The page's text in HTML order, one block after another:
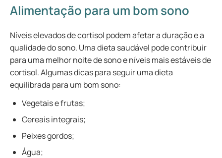
Alimentação para um bom sono
Níveis elevados de cortisol podem afetar a duração e a
qualidade do sono. Uma dieta saudável pode contribuir
para uma melhor noite de sono e níveis mais estáveis de
cortisol. Algumas dicas para seguir uma dieta
equilibrada para um bom sono:
Vegetais e frutas;
Cereais integrais;
Peixes gordos;
Água;